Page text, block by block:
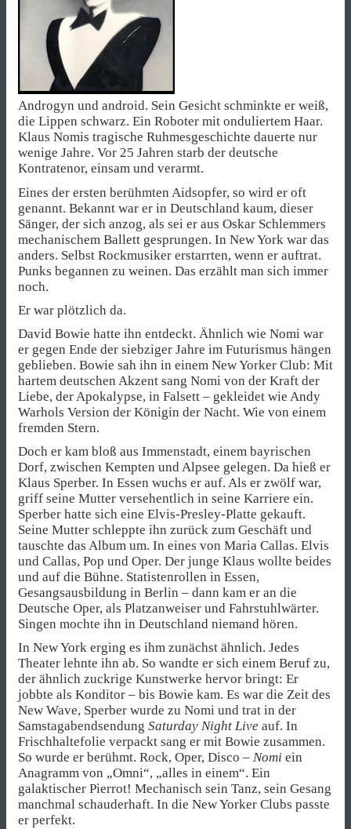
Androgyn und android. Sein Gesicht schminkte er weiß,
die Lippen schwarz. Ein Roboter mit onduliertem Haar.
Klaus Nomis tragische Ruhmesgeschichte dauerte nur
wenige Jahre. Vor 25 Jahren starb der deutsche
Kontratenor, einsam und verarmt.
Eines der ersten berühmten Aidsopfer, so wird er oft
genannt. Bekannt war er in Deutschland kaum, dieser
Sänger, der sich anzog, als sei er aus Oskar Schlemmers
mechanischem Ballett gesprungen. In New York war das
anders. Selbst Rockmusiker erstarrten, wenn er auftrat.
Punks begannen zu weinen. Das erzählt man sich immer
noch.
Er war plötzlich da.
David Bowie hatte ihn entdeckt. Ähnlich wie Nomi war
er gegen Ende der siebziger Jahre im Futurismus hängen
geblieben. Bowie sah ihn in einem New Yorker Club: Mit
hartem deutschen Akzent sang Nomi von der Kraft der
Liebe, der Apokalypse, in Falsett – gekleidet wie Andy
Warhols Version der Königin der Nacht. Wie von einem
fremden Stern.
Doch er kam bloß aus Immenstadt, einem bayrischen
Dorf, zwischen Kempten und Alpsee gelegen. Da hieß er
Klaus Sperber. In Essen wuchs er auf. Als er zwölf war,
griff seine Mutter versehentlich in seine Karriere ein.
Sperber hatte sich eine Elvis-Presley-Platte gekauft.
Seine Mutter schleppte ihn zurück zum Geschäft und
tauschte das Album um. In eines von Maria Callas. Elvis
und Callas, Pop und Oper. Der junge Klaus wollte beides
und auf die Bühne. Statistenrollen in Essen,
Gesangsausbildung in Berlin – dann kam er an die
Deutsche Oper, als Platzanweiser und Fahrstuhlwärter.
Singen mochte ihn in Deutschland niemand hören.
In New York erging es ihm zunächst ähnlich. Jedes
Theater lehnte ihn ab. So wandte er sich einem Beruf zu,
der ähnlich zuckrige Kunstwerke hervor bringt: Er
jobbte als Konditor – bis Bowie kam. Es war die Zeit des
New Wave, Sperber wurde zu Nomi und trat in der
Samstagabendsendung Saturday Night Live auf. In
Frischhaltefolie verpackt sang er mit Bowie zusammen.
So wurde er berühmt. Rock, Oper, Disco – Nomi ein
Anagramm von „Omni“, „alles in einem“. Ein
galaktischer Pierrot! Mechanisch sein Tanz, sein Gesang
manchmal schauderhaft. In die New Yorker Clubs passte
er perfekt.